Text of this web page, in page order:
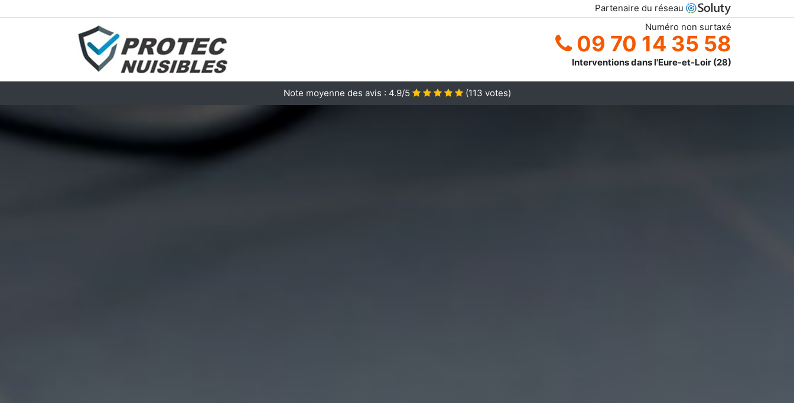
Partenaire du réseau
Numéro non surtaxé
09 70 14 35 58
Interventions dans l'Eure-et-Loir (28)
Note moyenne des avis : 4.9/5 (113 votes)